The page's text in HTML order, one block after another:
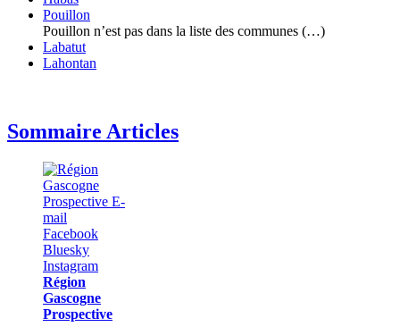
Pouillon
Pouillon n’est pas dans la liste des communes (…)
Labatut
Lahontan
Sommaire Articles
Région
Gascogne
Prospective